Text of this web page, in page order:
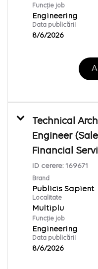
Funcție job
Engineering
Data publicării
8/6/2026
Technical
Engineer
Financial
ID cerere: 169671
Brand
Publicis Sapient
Localitate
Multiplu
Funcție job
Engineering
Data publicării
8/6/2026